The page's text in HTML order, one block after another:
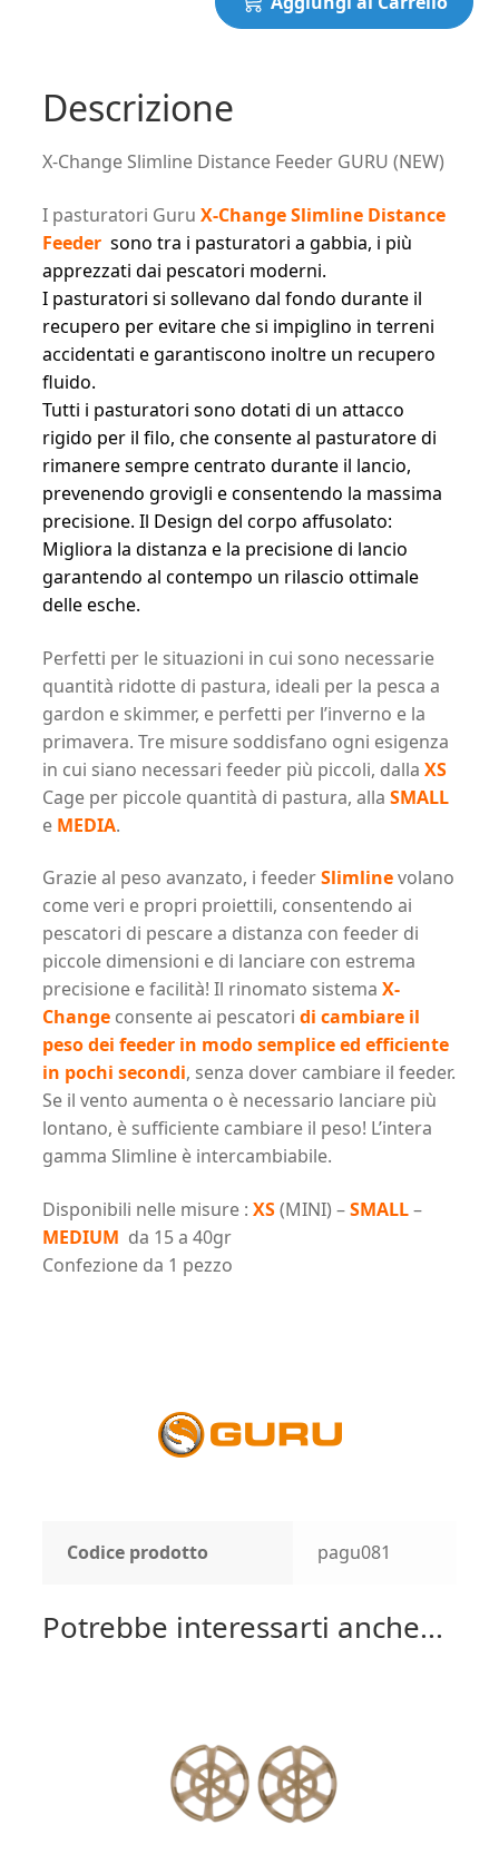
Descrizione
X-Change Slimline Distance Feeder GURU (NEW)
I pasturatori Guru X-Change Slimline Distance
Feeder sono tra i pasturatori a gabbia, i più
apprezzati dai pescatori moderni.
I pasturatori si sollevano dal fondo durante il
recupero per evitare che si impiglino in terreni
accidentati e garantiscono inoltre un recupero
fluido.
Tutti i pasturatori sono dotati di un attacco
rigido per il filo, che consente al pasturatore di
rimanere sempre centrato durante il lancio,
prevenendo grovigli e consentendo la massima
precisione. Il Design del corpo affusolato:
Migliora la distanza e la precisione di lancio
garantendo al contempo un rilascio ottimale
delle esche.
Perfetti per le situazioni in cui sono necessarie
quantità ridotte di pastura, ideali per la pesca a
gardon e skimmer, e perfetti per l’inverno e la
primavera. Tre misure soddisfano ogni esigenza
in cui siano necessari feeder più piccoli, dalla XS
Cage per piccole quantità di pastura, alla SMALL
e MEDIA.
Grazie al peso avanzato, i feederSlimlinevolano
come veri e propri proiettili, consentendo ai
pescatori di pescare a distanza con feeder di
piccole dimensioni e di lanciare con estrema
precisione e facilità! Il rinomato sistema X-
Changeconsente ai pescatori di cambiare il
peso dei feeder in modo semplice ed efficiente
in pochi secondi, senza dover cambiare il feeder.
Se il vento aumenta o è necessario lanciare più
lontano, è sufficiente cambiare il peso! L’intera
gamma Slimline è intercambiabile.
Disponibili nelle misure : XS(MINI) –SMALL–
MEDIUM da 15 a 40gr
Confezione da 1 pezzo
Codice prodotto pagu081
Potrebbe interessarti anche...